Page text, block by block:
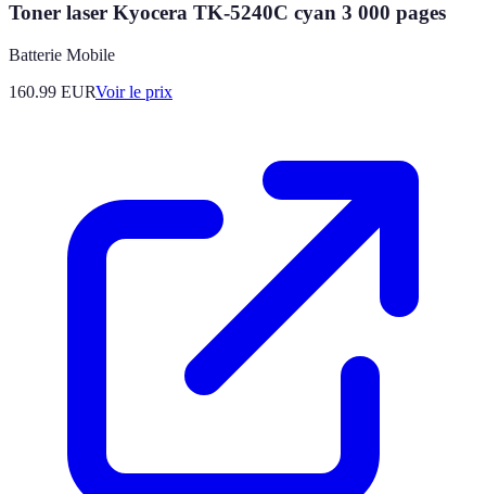
Toner laser Kyocera TK-5240C cyan 3 000 pages
Batterie Mobile
160.99 EURVoir le prix